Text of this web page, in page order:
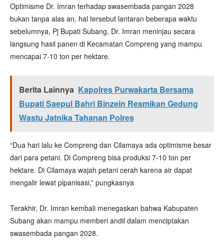
Optimisme Dr. Imran terhadap swasembada pangan 2028
bukan tanpa alas an, hal tersebut lantaran beberapa waktu
sebelumnya, Pj Bupati Subang, Dr. Imran meninjau secara
langsung hasil panen di Kecamatan Compreng yang mampu
mencapai 7-10 ton per hektare.
Berita Lainnya Kapolres Purwakarta Bersama
Bupati Saepul Bahri Binzein Resmikan Gedung
Wastu Jatnika Tahanan Polres
“Dua hari lalu ke Compreng dan Cilamaya ada optimisme besar
dari para petani. Di Compreng bisa produksi 7-10 ton per
hektare. Di Cilamaya wajah petani cerah karena air dapat
mengalir lewat pipanisasi,” pungkasnya
Terakhir, Dr. Imran kembali menegaskan bahwa Kabupaten
Subang akan mampu memberi andil dalam menciptakan
swasembada pangan 2028.